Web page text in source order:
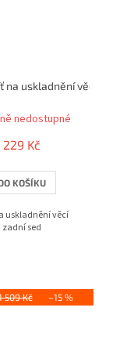
cm blac
na uskladnění věcí
nedostupné
229 Kč
KOŠÍKU
uskladnění věcí
sed
509 Kč –15 %